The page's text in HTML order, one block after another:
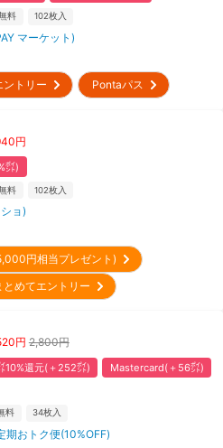
料 102枚入
マーケット)
ントリー Pontaパス
円
㌽)
料 102枚入
ョ)
円相当プレゼント)
とめてエントリー
円 2,800円
10%還元(＋252㌽) Mastercard(＋56㌽)
料 34枚入
期おトク便(10%OFF)